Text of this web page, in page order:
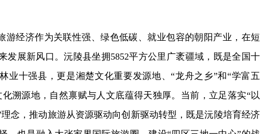
游经济作为关联性强、绿色低碳、就业包容的朝阳产业，在短
发展新风口。沅陵县坐拥5852平方公里广袤疆域，既是全国十
业十强县，更是湘楚文化重要发源地、“龙舟之乡”和“学富五
溯源地，自然禀赋与人文底蕴得天独厚。当前，立足落实“以
念，推动旅游从资源驱动向创新驱动转型，既是沅陵培育经济